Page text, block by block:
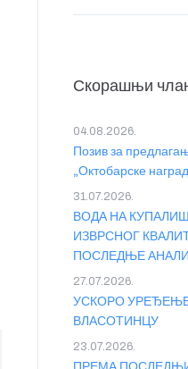
Скорашњи
Позив за
„Октобарске
04.08.2026.
ВОДА НА
ИЗВРСНОГ
ПОСЛЕДЊЕ
31.07.2026.
УСКОРО УРЕЂЕЊЕ
ВЛАСОТИНЦУ
27.07.2026.
23.07.2026.